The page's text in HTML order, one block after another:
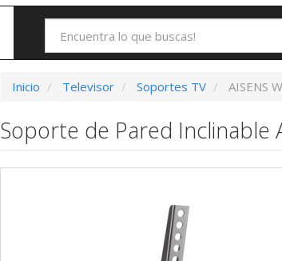
Inicio Televisor Soportes TV AISENS
Soporte de Pared Inclinable